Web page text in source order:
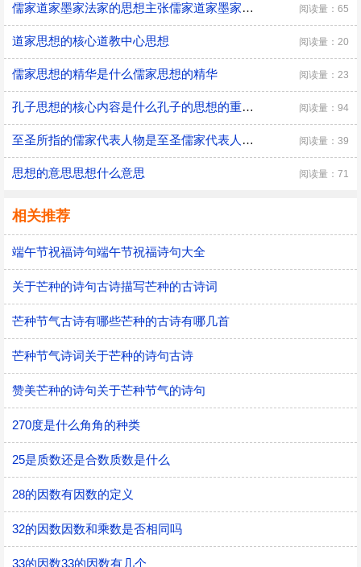
儒家道家墨家法家的思想主张儒家道家墨家法家的思想主张是什么 阅读量：65
道家思想的核心道教中心思想 阅读量：20
儒家思想的精华是什么儒家思想的精华 阅读量：23
孔子思想的核心内容是什么孔子的思想的重要内容是什么 阅读量：94
至圣所指的儒家代表人物是至圣儒家代表人物是谁 阅读量：39
思想的意思思想什么意思 阅读量：71
相关推荐
端午节祝福诗句端午节祝福诗句大全
关于芒种的诗句古诗描写芒种的古诗词
芒种节气古诗有哪些芒种的古诗有哪几首
芒种节气诗词关于芒种的诗句古诗
赞美芒种的诗句关于芒种节气的诗句
270度是什么角角的种类
25是质数还是合数质数是什么
28的因数有因数的定义
32的因数因数和乘数是否相同吗
33的因数33的因数有几个